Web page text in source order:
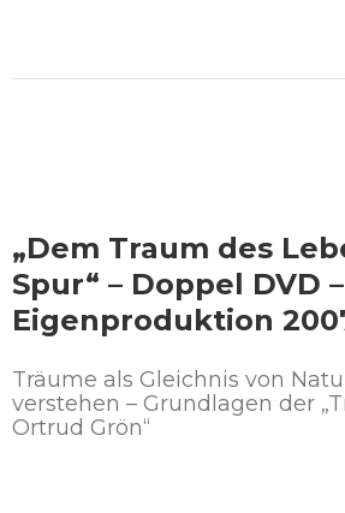
„Dem Traum des
Spur“ – Doppel DVD –
Eigenproduktion
Träume als Gleichnis von
verstehen – Grundlagen der
Ortrud Grön“